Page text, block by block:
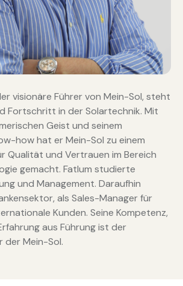
visionäre Führer von Mein-Sol, steht
Fortschritt in der Solartechnik. Mit
Geist und seinem
how hat er Mein-Sol zu einem
Qualität und Vertrauen im Bereich
gemacht. Fatlum studierte
und Management. Daraufhin
als Sales-Manager für
Kunden. Seine Kompetenz,
aus Führung ist der
der Mein-Sol.